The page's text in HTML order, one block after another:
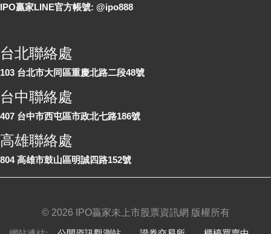
IPO贏家LINE官方帳號: @ipo888
台北聯絡處
103 台北市大同區重慶北路二段48號
台中聯絡處
407 台中市西屯區市政北七路186號
高雄聯絡處
804 高雄市鼓山區明誠四路152號
© 2026 IPO贏家未上市股票資訊網 版權所有